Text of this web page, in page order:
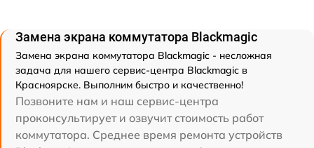
Замена экрана коммутатора Blackmagic
Замена экрана коммутатора Blackmagic - несложная
задача для нашего сервис-центра Blackmagic в
Красноярске. Выполним быстро и качественно!
Позвоните нам и наш сервис-центра
проконсультирует и озвучит стоимость работ
коммутатора. Среднее время ремонта устройств